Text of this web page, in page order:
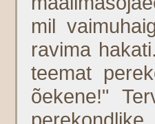
mil
ravima
teemat
õekene!"